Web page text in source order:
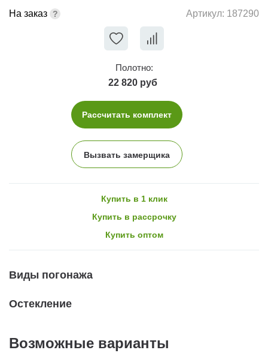
На заказ
Артикул: 187290
Полотно:
22 820 руб
Рассчитать комплект
Вызвать замерщика
Купить в 1 клик
Купить в рассрочку
Купить оптом
Виды погонажа
Остекление
Возможные варианты